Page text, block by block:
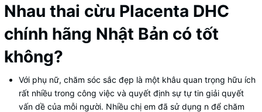
Nhau thai cừu Placenta DHC
chính hãng Nhật Bản có tốt
không?
Với phụ nữ, chăm sóc sắc đẹp là một khâu quan trọng hữu ích
rất nhiều trong công việc và quyết định sự tự tin giải quyết
vấn dề của mỗi người. Nhiều chị em đã sử dụng n để chăm